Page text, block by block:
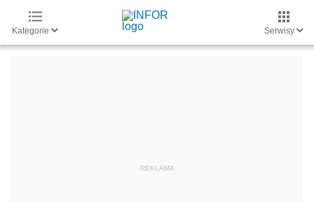
Kategorie Serwisy